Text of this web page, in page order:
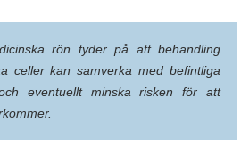
rön tyder på att behandling
celler kan samverka med befintliga
eventuellt minska risken för att